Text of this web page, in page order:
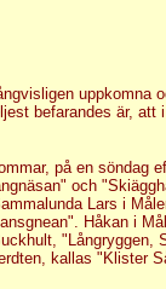
uppkomna
befarandes är, att
på en söndag
och
Lars i
Håkan i
"Långryggen,
kallas "Klister